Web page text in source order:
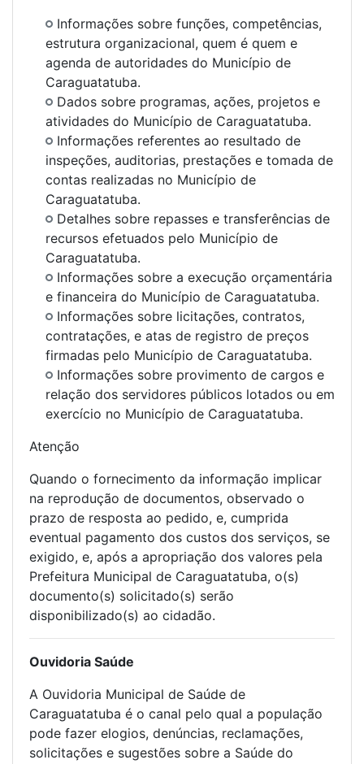
Informações sobre funções, competências,
estrutura organizacional, quem é quem e
agenda de autoridades do Município de
Caraguatatuba.
Dados sobre programas, ações, projetos e
atividades do Município de Caraguatatuba.
Informações referentes ao resultado de
inspeções, auditorias, prestações e tomada de
contas realizadas no Município de
Caraguatatuba.
Detalhes sobre repasses e transferências de
recursos efetuados pelo Município de
Caraguatatuba.
Informações sobre a execução orçamentária
e financeira do Município de Caraguatatuba.
Informações sobre licitações, contratos,
contratações, e atas de registro de preços
firmadas pelo Município de Caraguatatuba.
Informações sobre provimento de cargos e
relação dos servidores públicos lotados ou em
exercício no Município de Caraguatatuba.
Atenção
Quando o fornecimento da informação implicar
na reprodução de documentos, observado o
prazo de resposta ao pedido, e, cumprida
eventual pagamento dos custos dos serviços, se
exigido, e, após a apropriação dos valores pela
Prefeitura Municipal de Caraguatatuba, o(s)
documento(s) solicitado(s) serão
disponibilizado(s) ao cidadão.
Ouvidoria Saúde
A Ouvidoria Municipal de Saúde de
Caraguatatuba é o canal pelo qual a população
pode fazer elogios, denúncias, reclamações,
solicitações e sugestões sobre a Saúde do